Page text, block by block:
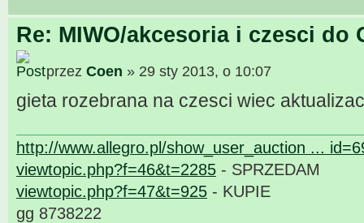
Re: MIWO/akcesoria i czesci do
przez Coen » 29 sty 2013, o 10:07
gieta rozebrana na czesci wiec
http://www.allegro.pl/show_user_auction ...
viewtopic.php?f=46&t=2285 - SPRZEDAM
viewtopic.php?f=47&t=925 - KUPIE
gg 8738222